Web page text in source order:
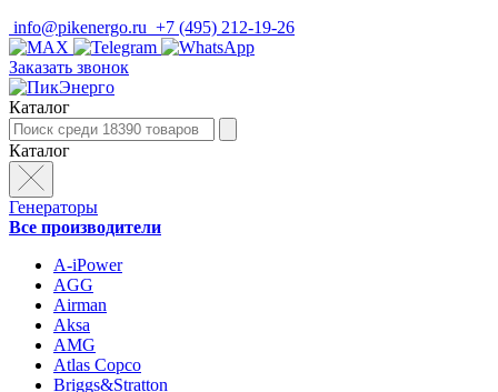
info@pikenergo.ru +7 (495) 212-19-26
Заказать звонок
Каталог
Каталог
Генераторы
Все производители
A-iPower
AGG
Airman
Aksa
AMG
Atlas Copco
Briggs&Stratton